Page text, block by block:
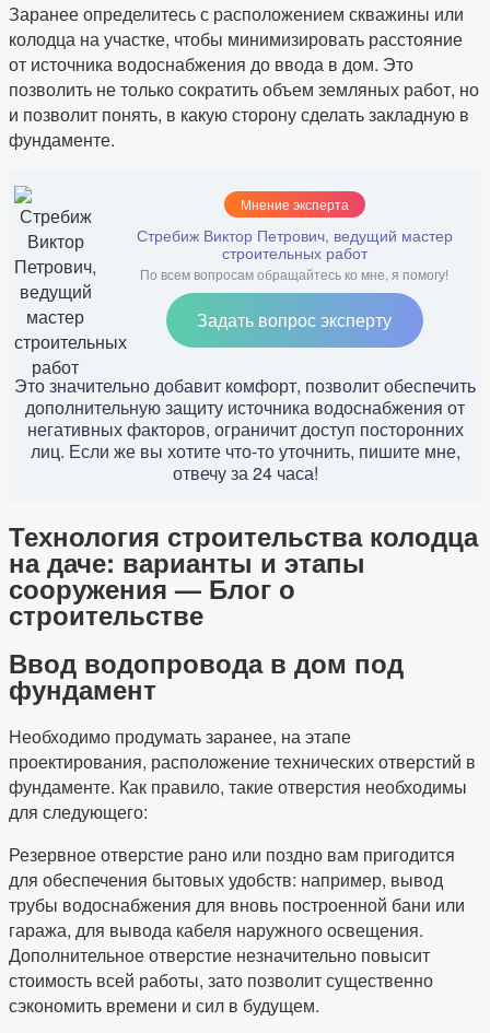
Заранее определитесь с расположением скважины или
колодца на участке, чтобы минимизировать расстояние
от источника водоснабжения до ввода в дом. Это
позволить не только сократить объем земляных работ, но
и позволит понять, в какую сторону сделать закладную в
фундаменте.
Мнение эксперта
Стребиж Виктор Петрович, ведущий мастер
строительных работ
По всем вопросам обращайтесь ко мне, я помогу!
Задать вопрос эксперту
Это значительно добавит комфорт, позволит обеспечить
дополнительную защиту источника водоснабжения от
негативных факторов, ограничит доступ посторонних
лиц. Если же вы хотите что-то уточнить, пишите мне,
отвечу за 24 часа!
Технология строительства колодца
на даче: варианты и этапы
сооружения — Блог о
строительстве
Ввод водопровода в дом под
фундамент
Необходимо продумать заранее, на этапе
проектирования, расположение технических отверстий в
фундаменте. Как правило, такие отверстия необходимы
для следующего:
Резервное отверстие рано или поздно вам пригодится
для обеспечения бытовых удобств: например, вывод
трубы водоснабжения для вновь построенной бани или
гаража, для вывода кабеля наружного освещения.
Дополнительное отверстие незначительно повысит
стоимость всей работы, зато позволит существенно
сэкономить времени и сил в будущем.